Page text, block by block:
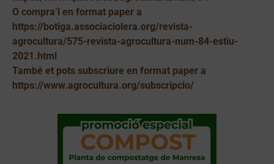
O compra’l en format paper a
https://botiga.associaciolera.org/revista-
agrocultura/575-revista-agrocultura-num-84-estiu-
2021.html
També et pots subscriure en format paper a
https://www.agrocultura.org/subscripcio/